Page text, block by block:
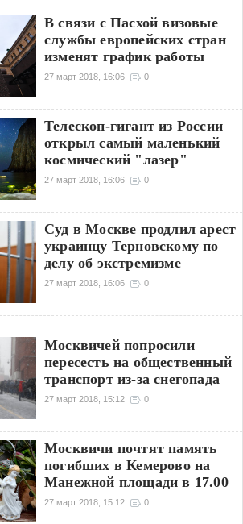
В связи с Пасхой визовые
службы европейских стран
изменят график работы
27 март 2018, 16:06 0
Телескоп-гигант из России
открыл самый маленький
космический "лазер"
27 март 2018, 16:06 0
Суд в Москве продлил арест
украинцу Терновскому по
делу об экстремизме
27 март 2018, 16:06 0
Москвичей попросили
пересесть на общественный
транспорт из-за снегопада
27 март 2018, 15:12 0
Москвичи почтят память
погибших в Кемерово на
Манежной площади в 17.00
27 март 2018, 15:12 0